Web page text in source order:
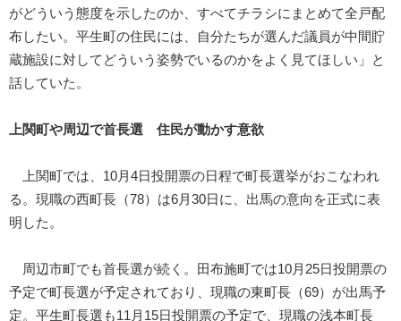
がどういう態度を示したのか、すべてチラシにまとめて全戸配
布したい。平生町の住民には、自分たちが選んだ議員が中間貯
蔵施設に対してどういう姿勢でいるのかをよく見てほしい」と
話していた。
上関町や周辺で首長選 住民が動かす意欲
上関町では、10月4日投開票の日程で町長選挙がおこなわれ
る。現職の西町長（78）は6月30日に、出馬の意向を正式に表
明した。
周辺市町でも首長選が続く。田布施町では10月25日投開票の
予定で町長選が予定されており、現職の東町長（69）が出馬予
定。平生町長選も11月15日投開票の予定で、現職の浅本町長